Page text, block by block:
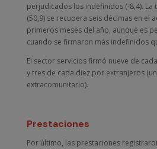
perjudicados los indefinidos (-8,4).
(50,9) se recupera seis décimas en el
primeros meses del año, aunque es
cuando se firmaron más indefinidos
El sector servicios firmó nueve de
y tres de cada diez por extranjeros
extracomunitario).
Prestaciones
Por último, las prestaciones